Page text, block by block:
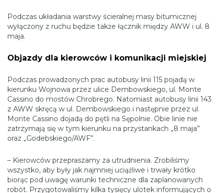
Podczas układania warstwy ścieralnej masy bitumicznej
wyłączony z ruchu będzie także łącznik między AWW i ul. 8
maja.
Objazdy dla kierowców i komunikacji miejskiej
Podczas prowadzonych prac autobusy linii 115 pojadą w
kierunku Wojnowa przez ulice Dembowskiego, ul. Monte
Cassino do mostów Chrobrego. Natomiast autobusy linii 143
z AWW skręcą w ul. Dembowskiego i następnie przez ul.
Monte Cassino dojadą do pętli na Sępolnie. Obie linie nie
zatrzymają się w tym kierunku na przystankach „8 maja”
oraz „Godebskiego/AWF”.
– Kierowców przepraszamy za utrudnienia. Zrobiliśmy
wszystko, aby były jak najmniej uciążliwe i trwały krótko
biorąc pod uwagę warunki techniczne dla zaplanowanych
robót. Przygotowaliśmy kilka tysięcy ulotek informujących o